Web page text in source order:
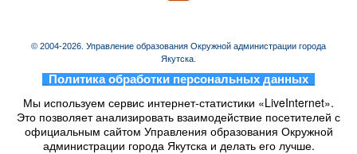
© 2004-2026. Управление образования Окружной администрации города
Якутска.
Политика обработки персональных данных
Мы используем сервис интернет-статистики «LiveInternet».
Это позволяет анализировать взаимодействие посетителей с
официальным сайтом Управления образования Окружной
администрации города Якутска и делать его лучше.